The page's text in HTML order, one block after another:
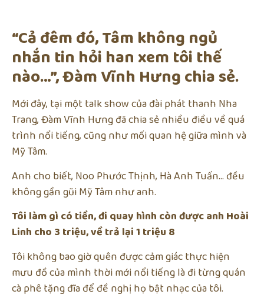
“Cả đêm đó, Tâm không ngủ
nhắn tin hỏi han xem tôi thế
nào…”, Đàm Vĩnh Hưng chia sẻ.
Mới đây, tại một talk show của đài phát thanh Nha
Trang, Đàm Vĩnh Hưng đã chia sẻ nhiều điều về quá
trình nổi tiếng, cũng như mối quan hệ giữa mình và
Mỹ Tâm.
Anh cho biết, Noo Phước Thịnh, Hà Anh Tuấn… đều
không gần gũi Mỹ Tâm như anh.
Tôi làm gì có tiền, đi quay hình còn được anh Hoài
Linh cho 3 triệu, về trả lại 1 triệu 8
Tôi không bao giờ quên được cảm giác thực hiện
mưu đồ của mình thời mới nổi tiếng là đi từng quán
cà phê tặng đĩa để đề nghị họ bật nhạc của tôi.